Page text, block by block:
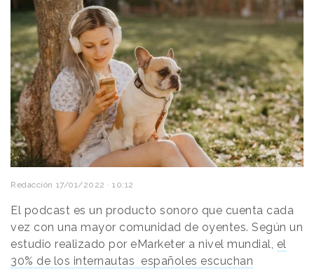
Redacción 17/01/2022 · 10:12
El podcast es un producto sonoro que cuenta cada
vez con una mayor comunidad de oyentes. Según un
estudio realizado por eMarketer a nivel mundial, el
30% de los internautas españoles escuchan